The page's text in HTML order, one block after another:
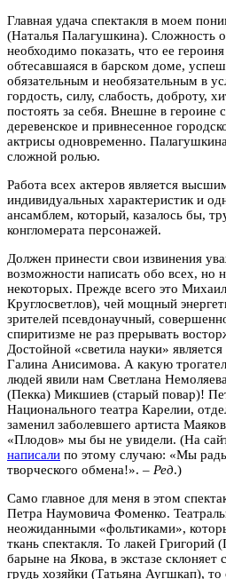
Главная удача спектакля в моем
(Наталья Палагушкина). Сложность
необходимо показать, что ее
обтесавшаяся в барском доме,
обязательным и необязательным в
гордость, силу, слабость, доброту,
постоять за себя. Внешне в героине
деревенское и привнесенное
актрисы одновременно.
сложной ролью.
Работа всех актеров является
индивидуальных характеристик и
ансамблем, который, казалось бы,
конгломерата персонажей.
Должен принести свои извинения
возможности написать обо всех, но
некоторых. Прежде всего это
Круглосветлов), чей мощный
зрителей псевдонаучный,
спиритизме не раз прерывать
Достойной «светила науки»
Галина Анисимова. А какую
людей явили нам Светлана
(Пекка) Микшиев (старый повар)!
Национального театра Карелии,
заменил заболевшего артиста
«Плодов» мы бы не увидели. (На
написали по этому случаю: «Мы
творческого обмена!». – Ред.)
Само главное для меня в этом
Петра Наумовича Фоменко.
неожиданными «фольтиками»,
ткань спектакля. То лакей
барыне на Якова, в экстазе
грудь хозяйки (Татьяна Аугшкап), то